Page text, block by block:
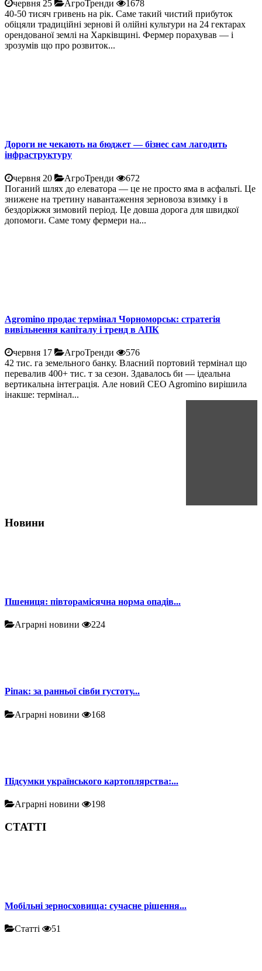
червня 25 АгроТренди
1678
40-50 тисяч гривень на рік. Саме такий чистий прибуток
обіцяли традиційні зернові й олійні культури на 24 гектарах
орендованої землі на Харківщині. Фермер порахував — і
зрозумів що про розвиток...
Дороги не чекають на бюджет — бізнес сам лагодить
інфраструктуру
червня 20 АгроТренди
672
Поганий шлях до елеватора — це не просто яма в асфальті. Це
знижене на третину навантаження зерновоза взимку і в
бездоріжжя зимовий період. Це довша дорога для швидкої
допомоги. Саме тому фермери на...
Agromino продає термінал Чорноморськ: стратегія
вивільнення капіталу і тренд в АПК
червня 17 АгроТренди
576
42 тис. га земельного банку. Власний портовий термінал що
перевалив 400+ тис. т за сезон. Здавалось би — ідеальна
вертикальна інтеграція. Але новий CEO Agromino вирішила
інакше: термінал...
Новини
Пшениця: півторамісячна норма опадів...
Аграрні новини 224
Ріпак: за ранньої сівби густоту...
Аграрні новини 168
Підсумки українського картоплярства:...
Аграрні новини 198
СТАТТІ
Мобільні зерносховища: сучасне рішення...
Статті 51